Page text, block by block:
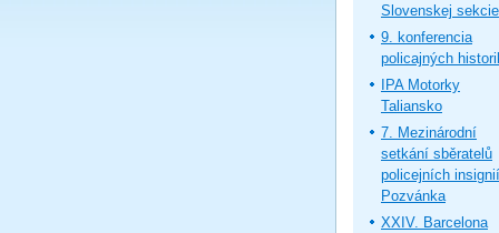
Slovenskej sekcie
9. konferencia
policajných
IPA Motorky
Taliansko
7. Mezinárodní
setkání sběratelů
policejních
Pozvánka
XXIV. Barcelona